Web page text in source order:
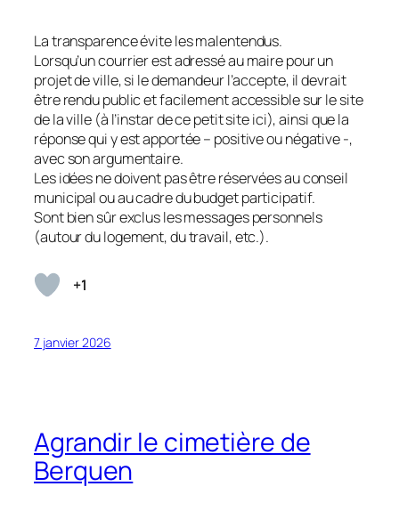
La transparence évite les malentendus.
Lorsqu’un courrier est adressé au maire pour un
projet de ville, si le demandeur l’accepte, il devrait
être rendu public et facilement accessible sur le site
de la ville (à l’instar de ce petit site ici), ainsi que la
réponse qui y est apportée – positive ou négative -,
avec son argumentaire.
Les idées ne doivent pas être réservées au conseil
municipal ou au cadre du budget participatif.
Sont bien sûr exclus les messages personnels
(autour du logement, du travail, etc.).
+1
7 janvier 2026
Agrandir le cimetière de
Berquen